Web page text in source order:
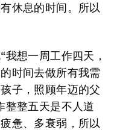
休息的时间。所以
想一周工作四天，
时间去做所有我需
子，照顾年迈的父
整整五天是不人道
惫、多衰弱，所以